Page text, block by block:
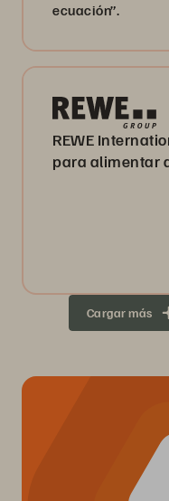
ecuación”.
REWE
para alimentar
Cargar más